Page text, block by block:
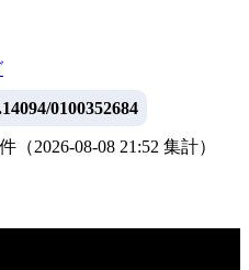
0100352684
件 （2026-08-08 21:52 集計）